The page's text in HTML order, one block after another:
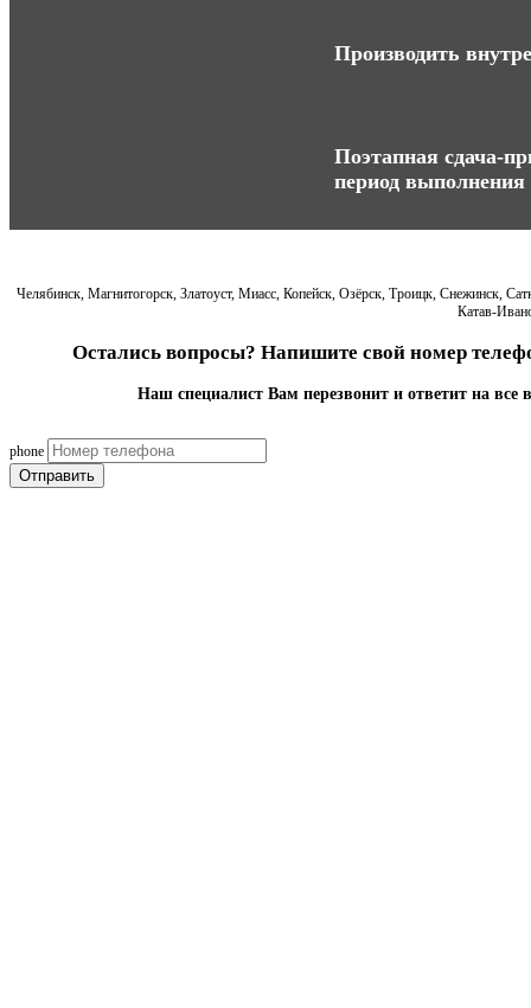
Производить
Поэтапная сдача-
период выполнения
Челябинск, Магнитогорск, Златоуст, Миасс, Копейск, Озёрск, Троицк, Снежинск,
Катав-
Остались вопросы? Напишите свой номер
Наш специалист Вам перезвонит и ответит на все
phone
Отправить